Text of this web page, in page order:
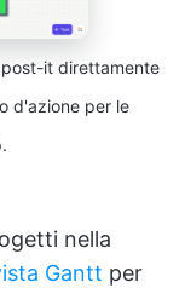
it direttamente
d'azione per le
nella
Gantt per